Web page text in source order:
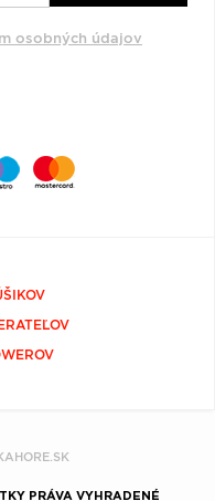
osobných údajov
PRÁVA VYHRADENÉ